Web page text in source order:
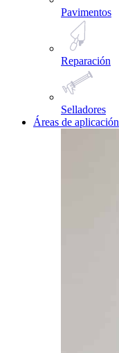
Pavimentos
Reparación
Selladores
Áreas de aplicación